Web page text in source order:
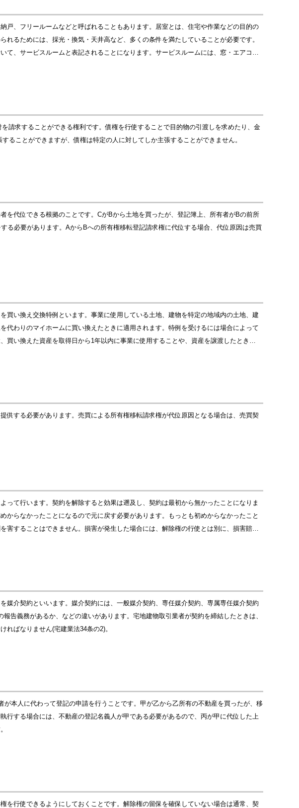
戸、フリールームなどと呼ばれることもあります。居室とは、住宅や作業などの目的の
れるためには、採光・換気・天井高など、多くの条件を満たしていることが必要です。
て、サービスルームと表記されることになります。サービスルームには、窓・エアコ…
請求することができる権利です。債権を行使することで目的物の引渡しを求めたり、金
ることができますが、債権は特定の人に対してしか主張することができません。
を代位できる根拠のことです。CがBから土地を買ったが、登記簿上、所有者がBの前所
る必要があります。AからBへの所有権移転登記請求権に代位する場合、代位原因は売買
買い換え交換特例といます。事業に使用している土地、建物を特定の地域内の土地、建
代わりのマイホームに買い換えたときに適用されます。特例を受けるには場合によって
買い換えた資産を取得日から1年以内に事業に使用することや、資産を譲渡したとき…
供する必要があります。売買による所有権移転請求権が代位原因となる場合は、売買契
って行います。契約を解除すると効果は遡及し、契約は最初から無かったことになりま
からなかったことになるので元に戻す必要があります。もっとも初めからなかったこと
害することはできません。損害が発生した場合には、解除権の行使とは別に、損害賠…
媒介契約といいます。媒介契約には、一般媒介契約、専任媒介契約、専属専任媒介契約
告義務があるか、などの違いがあります。宅地建物取引業者が契約を締結したときは、
ればなりません(宅建業法34条の2)。
本人に代わって登記の申請を行うことです。甲が乙から乙所有の不動産を買ったが、移
行する場合には、不動産の登記名義人が甲である必要があるので、丙が甲に代位した上
を行使できるようにしておくことです。解除権の留保を確保していない場合は通常、契